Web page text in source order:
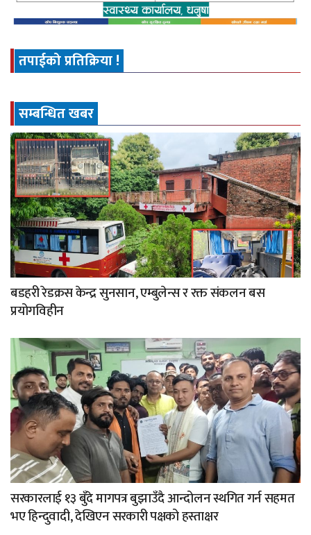
तपाईको प्रतिक्रिया !
सम्बन्धित खबर
बडहरी रेडक्रस केन्द्र सुनसान, एम्बुलेन्स र रक्त संकलन बस
प्रयोगविहीन
सरकारलाई १३ बुँदे मागपत्र बुझाउँदै आन्दोलन स्थगित गर्न सहमत
भए हिन्दुवादी, देखिएन सरकारी पक्षको हस्ताक्षर